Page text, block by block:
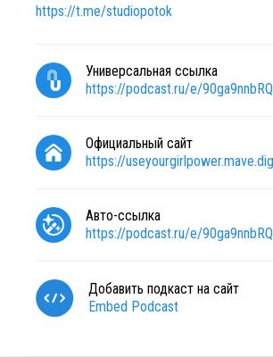
https://t.me/studiopotok
Универсальная ссылка
https://podcast.ru/e/
Официальный сайт
https://
Авто-ссылка
https://podcast.ru/e/
Добавить подкаст на сайт
Embed Podcast